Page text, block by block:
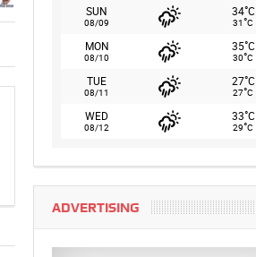
SUN
08/09
34°C
31°C
MON
08/10
35°C
30°C
TUE
08/11
27°C
27°C
WED
08/12
33°C
29°C
ADVERTISING